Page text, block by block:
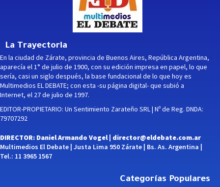
La Trayectoria
En la ciudad de Zárate, provincia de Buenos Aires, República Argentina,
aparecía el 1° de julio de 1900, con su edición impresa en papel, lo que
sería, casi un siglo después, la base fundacional de lo que hoy es
Multimedios EL DEBATE; con esta -su página digital- que subió a
Internet, el 27 de julio de 1997.
EDITOR-PROPIETARIO: Un Sentimiento Zarateño SRL | Nº de Reg. DNDA:
79707292
DIRECTOR: Daniel Armando Vogel | director@eldebate.com.ar
Multimedios El Debate | Justa Lima 950 Zárate | Bs. As. Argentina |
Tel.: 11 3965 1567
Categorías Populares